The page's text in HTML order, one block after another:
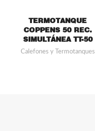
TERMOTANQUE
COPPENS 50 REC.
SIMULTÁNEA TT-50
Calefones y Termotanques